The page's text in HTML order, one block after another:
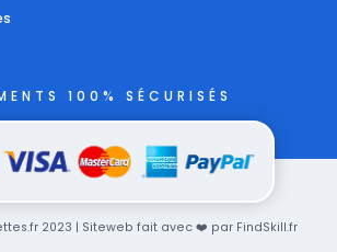
100% SÉCURISÉS
2023 | Siteweb fait avec ❤️ par FindSkill.fr